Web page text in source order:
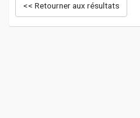
<< Retourner aux résultats